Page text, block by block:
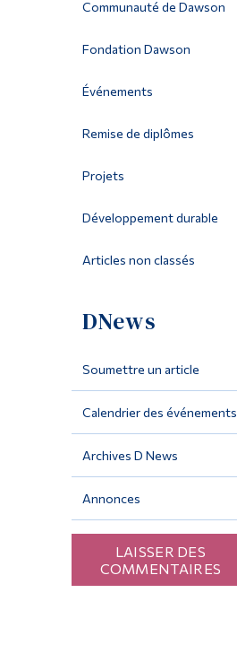
Communauté de Dawson
Fondation Dawson
Événements
Remise de diplômes
Projets
Développement durable
Articles non classés
DNews
Soumettre un article
Calendrier des événements
Archives D News
Annonces
LAISSER DES
COMMENTAIRES